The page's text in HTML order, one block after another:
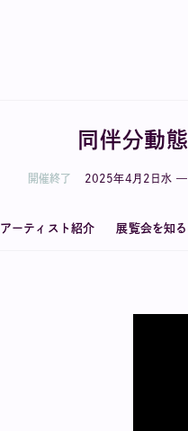
同伴分動態
開催終了 2025年4 月 2 日水 —
アーティスト紹介 展覧会を知る